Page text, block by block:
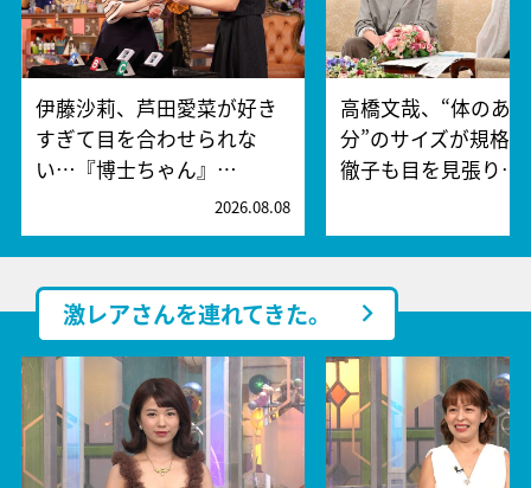
伊藤沙莉、芦田愛菜が好き
すぎて目を合わせられな
い…『博士ちゃん』…
2026.08.08
高橋文哉、“体のあ
分”のサイズが規格
徹子も目を見張り…
激レアさんを連れてきた。